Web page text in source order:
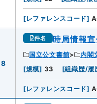
[レファレンスコード]
8
件名 時局情報
国立公文書館 内閣
[規模] 33 [組織歴/履
[レファレンスコード]